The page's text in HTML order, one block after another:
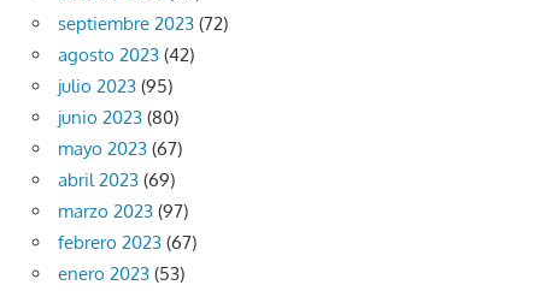
septiembre 2023 (72)
agosto 2023 (42)
julio 2023 (95)
junio 2023 (80)
mayo 2023 (67)
abril 2023 (69)
marzo 2023 (97)
febrero 2023 (67)
enero 2023 (53)